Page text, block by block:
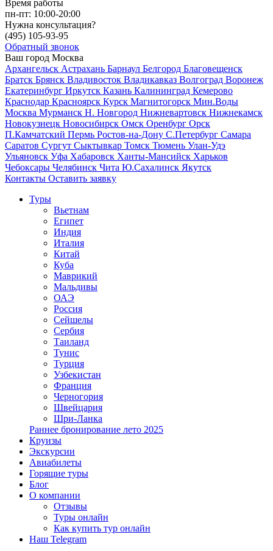
Время работы
пн-пт: 10:00-20:00
Нужна консультация?
(495) 105-93-95
Обратный звонок
Ваш город Москва
Архангельск Астрахань Барнаул Белгород Благовещенск
Братск Брянск Владивосток Владикавказ Волгоград Воронеж
Екатеринбург Иркутск Казань Калининград Кемерово
Краснодар Красноярск Курск Магнитогорск Мин.Воды
Москва Мурманск Н. Новгород Нижневартовск Нижнекамск
Новокузнецк Новосибирск Омск Оренбург Орск
П.Камчатский Пермь Ростов-на-Дону С.Петербург Самара
Саратов Сургут Сыктывкар Томск Тюмень Улан-Удэ
Ульяновск Уфа Хабаровск Ханты-Мансийск Харьков
Чебоксары Челябинск Чита Ю.Сахалинск Якутск
Контакты Оставить заявку
Туры
Вьетнам
Египет
Индия
Италия
Китай
Куба
Маврикий
Мальдивы
ОАЭ
Россия
Сейшелы
Сербия
Таиланд
Тунис
Турция
Узбекистан
Франция
Черногория
Швейцария
Шри-Ланка
Раннее бронирование лето 2025
Круизы
Экскурсии
Авиабилеты
Горящие туры
Блог
О компании
Отзывы
Туры онлайн
Как купить тур онлайн
Наш Telegram